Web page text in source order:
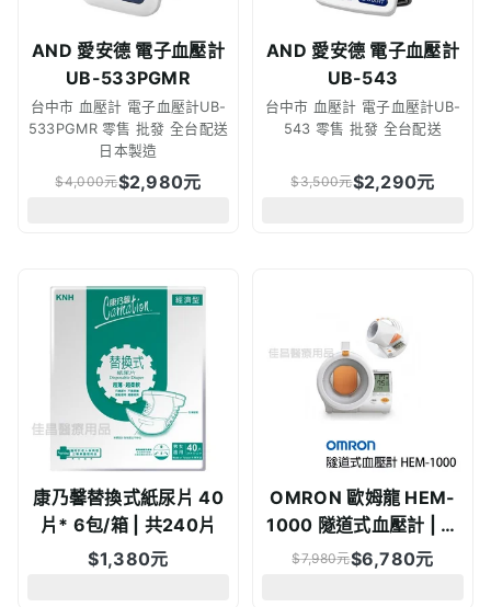
AND 愛安德 電子血壓計
UB-533PGMR
台中市 血壓計 電子血壓計UB-
533PGMR 零售 批發 全台配送
日本製造
$4,000元$2,980元
AND 愛安德 電子血壓計
UB-543
台中市 血壓計 電子血壓計UB-
543 零售 批發 全台配送
$3,500元$2,290元
康乃馨替換式紙尿片 40
片* 6包/箱 | 共240片
$1,380元
OMRON 歐姆龍 HEM-
1000 隧道式血壓計 | 來
電享優惠價 原廠公司貨
$7,980元$6,780元